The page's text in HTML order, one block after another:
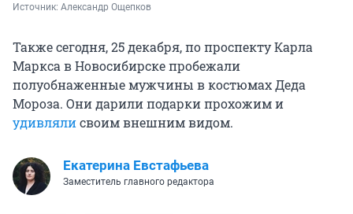
Источник: Александр Ощепков
Также сегодня, 25 декабря, по проспекту Карла
Маркса в Новосибирске пробежали
полуобнаженные мужчины в костюмах Деда
Мороза. Они дарили подарки прохожим и
удивлялисвоим внешним видом.
Екатерина Евстафьева
Заместитель главного редактора